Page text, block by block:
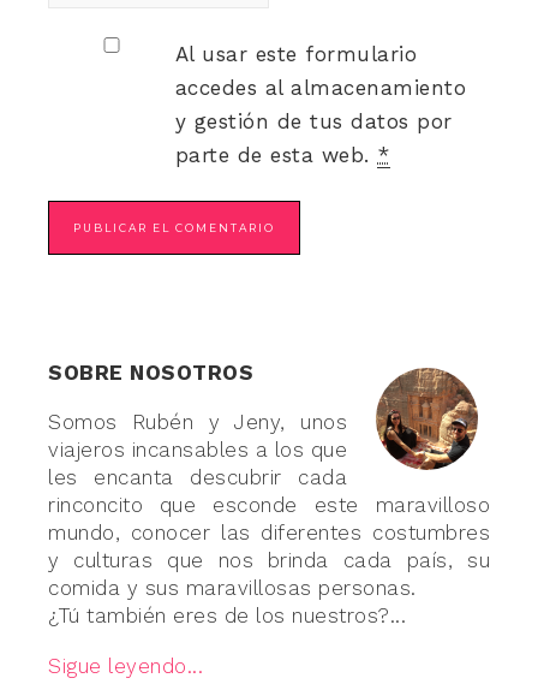
Al usar este formulario
accedes al almacenamiento
y gestión de tus datos por
parte de esta web. *
SOBRE NOSOTROS
Somos Rubén y Jeny, unos
viajeros incansables a los que
les encanta descubrir cada
rinconcito que esconde este maravilloso
mundo, conocer las diferentes costumbres
y culturas que nos brinda cada país, su
comida y sus maravillosas personas.
¿Tú también eres de los nuestros?...
Sigue leyendo...